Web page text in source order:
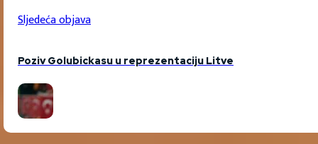
Sljedeća objava
Poziv Golubickasu u reprezentaciju Litve